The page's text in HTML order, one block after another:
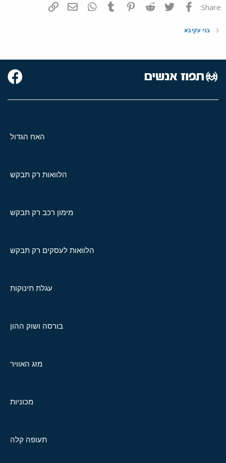
Share: פייסבוק Twitter
Reddit
Pinterest
Tumblr
WhatsAppדואר אלקטרוני
בני עקיבא
האח הגדול
הלוואות רק תבקש
מימון רכב רק תבקש
הלוואות לעסקים רק תבקש
עגלת תינוקות
בורסה ושוק ההון
מזג האוויר
מכוניות
תעופה קלה